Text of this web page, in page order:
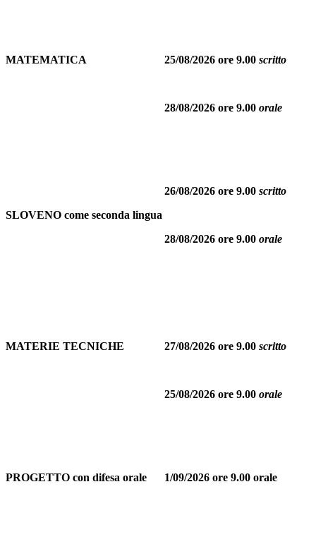
MATEMATICA 25/08/2026 ore 9.00 scritto
28/08/2026 ore 9.00 orale
SLOVENO come seconda lingua
26/08/2026 ore 9.00 scritto
28/08/2026 ore 9.00 orale
MATERIE TECNICHE 27/08/2026 ore 9.00 scritto
25/08/2026 ore 9.00 orale
PROGETTO con difesa orale 1/09/2026 ore 9.00 orale